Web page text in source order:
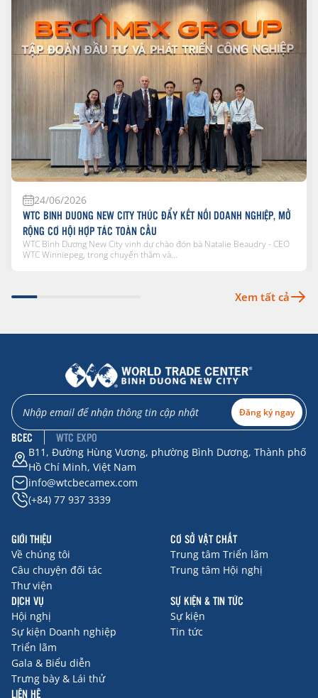
24/06/2026
WTC BINH DUONG NEW CITY THÚC ĐẨY KẾT NỐI DOANH NGHIỆP, MỞ
RỘNG CƠ HỘI HỢP TÁC TOÀN CẦU
WTC Bình Dương New City vinh dự chào đón bà Natalie Beaudry - CEO
WTC Winniepeg, trong chuyến thăm và...
Xem tất cả
Đăng ký ngay
BCEC WTC EXPO
B11, Đường Hùng Vương, phường Bình Dương, Thành phố
Hồ Chí Minh, Việt Nam
info@wtcbecamex.com
(+84) 77 937 3339
GIỚI THIỆU
Về chúng tôi
Câu chuyện đối tác
Thư viện
CƠ SỞ VẬT CHẤT
Trung tâm Triển lãm
Trung tâm Hội nghị
DỊCH VỤ
Hội nghị
Sự kiện Doanh nghiệp
Triển lãm
Gala & Biểu diễn
Trưng bày & Lái thử
SỰ KIỆN & TIN TỨC
Sự kiện
Tin tức
LIÊN HỆ